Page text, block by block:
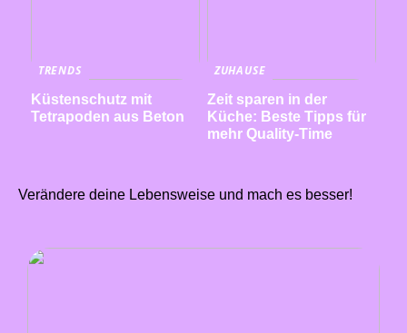
TRENDS
Küstenschutz mit
Tetrapoden aus Beton
ZUHAUSE
Zeit sparen in der
Küche: Beste Tipps für
mehr Quality-Time
Verändere deine Lebensweise und mach es besser!